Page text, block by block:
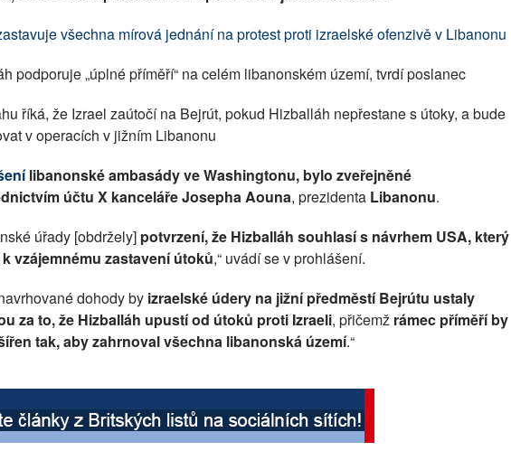
všechna mírová jednání na protest proti izraelské ofenzivě v Libanonu
podporuje „úplné příměří“ na celém libanonském území, tvrdí poslanec
říká, že Izrael zaútočí na Bejrút, pokud Hizballáh nepřestane s útoky, a bude
v operacích v jižním Libanonu
libanonské ambasády ve Washingtonu, bylo zveřejněné
účtu X kanceláře Josepha Aouna, prezidenta Libanonu.
úřady [obdržely] potvrzení, že Hizballáh souhlasí s návrhem USA, který
vzájemnému zastavení útoků,“ uvádí se v prohlášení.
dohody by izraelské údery na jižní předměstí Bejrútu ustaly
za to, že Hizballáh upustí od útoků proti Izraeli, přičemž rámec příměří by
tak, aby zahrnoval všechna libanonská území.“